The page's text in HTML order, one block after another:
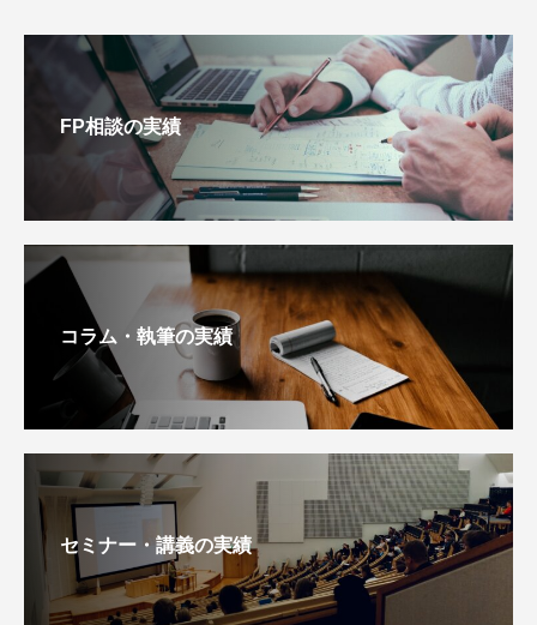
FP相談の実績
コラム・執筆の実績
セミナー・講義の実績